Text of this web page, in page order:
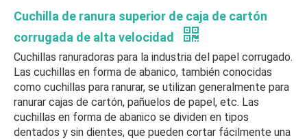
Cuchilla de ranura superior de caja de cartón
corrugada de alta velocidad
Cuchillas ranuradoras para la industria del papel corrugado.
Las cuchillas en forma de abanico, también conocidas
como cuchillas para ranurar, se utilizan generalmente para
ranurar cajas de cartón, pañuelos de papel, etc. Las
cuchillas en forma de abanico se dividen en tipos
dentados y sin dientes, que pueden cortar fácilmente una